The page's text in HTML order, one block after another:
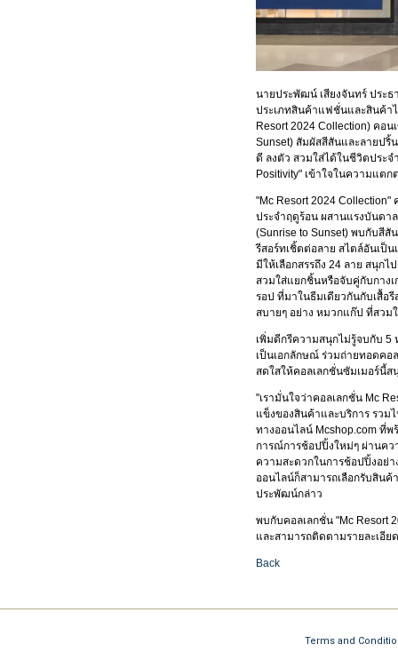
นายประพัฒน์ เสียงจันทร์ ประ
ประเภทสินค้าแฟชั่นและสินค้า
Resort 2024 Collection) คอน
Sunset) สัมผัสสีสันและลายป
ดี ลงตัว สวมใส่ได้ในชีวิตประ
Positivity" เข้าใจในความแต
"Mc Resort 2024
ประจำฤดูร้อน ผสานแรงบันดา
(Sunrise to Sunset) พบกับสีสั
รีสอร์ทเชิ้ตต่อลาย สไตล์อันเป็
มีให้เลือกสรรถึง 24 ลาย สนุก
สวมใส่แยกชิ้นหรือจับคู่กับกาง
รอป ที่มาในธีมเดียวกันกับเสื้อ
สบายๆ อย่าง หมวกแก๊ป ที่สวม
เพิ่มดีกรีความสนุกไม่รู้จบกับ 5
เป็นเอกลักษณ์ ร่วมถ่ายทอดคอ
สดใสให้คอลเลกชั่นซัมเมอร์นี้ส
"เรามั่นใจว่าคอลเลกชั่น Mc
แข็งของสินค้าและบริการ รวม
ทางออนไลน์ Mcshop.com ที่
การณ์การช้อปปิ้งใหม่ๆ ผ่านค
ความสะดวกในการช้อปปิ้งอย่
ออนไลน์ก็สามารถเลือกรับสิน
ประพัฒน์กล่าว
พบกับคอลเลกชั่น "Mc Resort
และสามารถติดตามรายละเอี
Back
Terms and